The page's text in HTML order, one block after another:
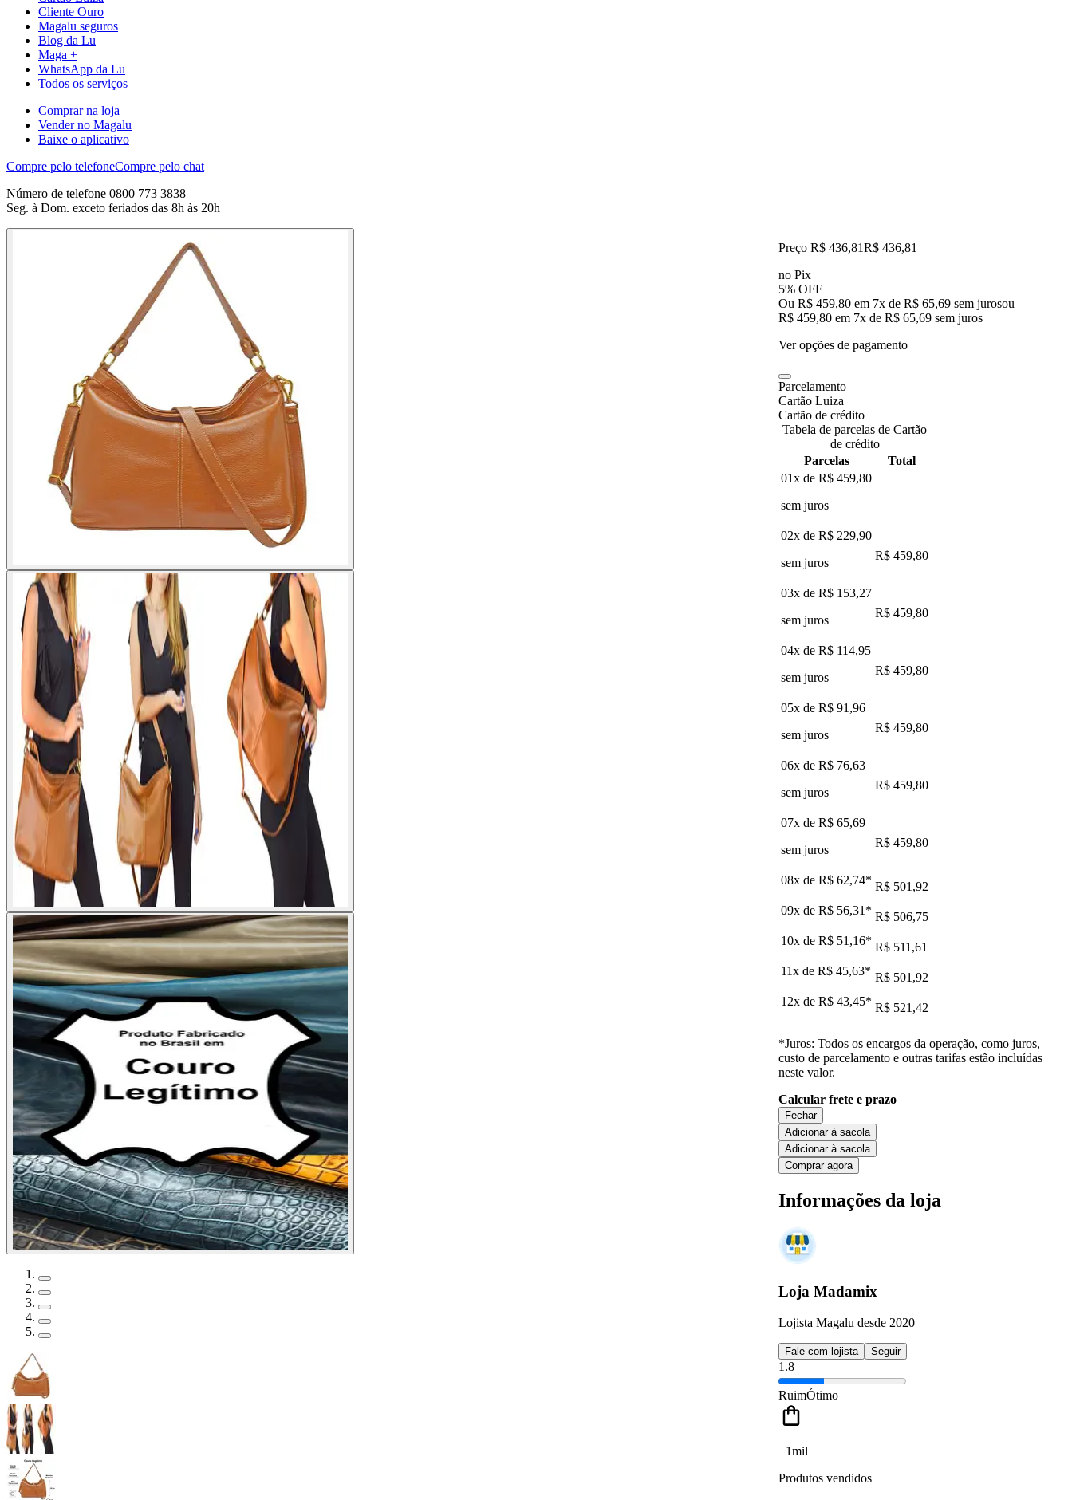
Cliente Ouro
Magalu seguros
Blog da Lu
Maga +
WhatsApp da Lu
Todos os serviços
Comprar na loja
Vender no Magalu
Baixe o aplicativo
Compre pelo telefoneCompre pelo chat
Número de telefone 0800 773 3838
Seg. à Dom. exceto feriados das 8h às 20h
Preço R$ 436,81R$ 436,81
no Pix
5% OFF
Ou R$ 459,80 em 7x de R$ 65,69 sem jurosou
R$ 459,80 em 7x de R$ 65,69 sem juros
Ver opções de pagamento
Parcelamento
Cartão Luiza
Cartão de crédito
Tabela de parcelas de Cartão
de crédito
Parcelas
Total
01x de R$ 459,80
sem juros
02x de R$ 229,90
sem juros
R$ 459,80
03x de R$ 153,27
sem juros
R$ 459,80
04x de R$ 114,95
sem juros
R$ 459,80
05x de R$ 91,96
sem juros
R$ 459,80
06x de R$ 76,63
sem juros
R$ 459,80
07x de R$ 65,69
sem juros
R$ 459,80
08x de R$ 62,74* R$ 501,92
09x de R$ 56,31 * R$ 506,75
10x de R$ 51,16* R$ 511,61
11x de R$ 45,63* R$ 501,92
12x de R$ 43,45* R$ 521,42
*Juros: Todos os encargos da operação, como juros,
custo de parcelamento e outras tarifas estão incluídas
neste valor.
Calcular frete e prazo
Fechar
Adicionar à sacola
Adicionar à sacola
Comprar agora
Informações da loja
Loja Madamix
Lojista Magalu desde 2020
Fale com lojista Seguir
1.8
RuimÓtimo
+1mil
Produtos vendidos